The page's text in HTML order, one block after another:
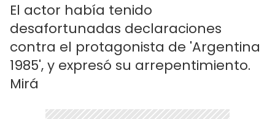
El actor había tenido
desafortunadas declaraciones
contra el protagonista de 'Argentina
1985', y expresó su arrepentimiento.
Mirá